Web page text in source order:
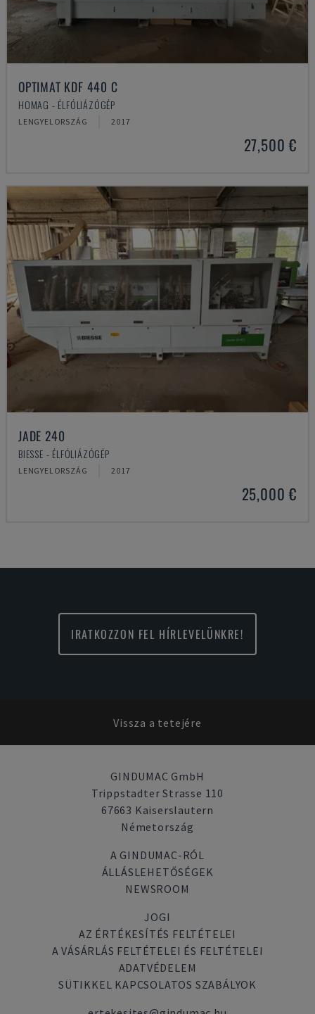
OPTIMAT KDF 440 C
HOMAG - ÉLFÓLIÁZÓGÉP
LENGYELORSZÁG 2017
27,500 €
JADE 240
BIESSE - ÉLFÓLIÁZÓGÉP
LENGYELORSZÁG 2017
25,000 €
IRATKOZZON FEL HÍRLEVELÜNKRE!
Vissza a tetejére
GINDUMAC GmbH
Trippstadter Strasse 110
67663 Kaiserslautern
Németország
A GINDUMAC-RÓL
ÁLLÁSLEHETŐSÉGEK
NEWSROOM
JOGI
AZ ÉRTÉKESÍTÉS FELTÉTELEI
A VÁSÁRLÁS FELTÉTELEI ÉS FELTÉTELEI
ADATVÉDELEM
SÜTIKKEL KAPCSOLATOS SZABÁLYOK